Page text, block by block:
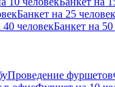
Банкет на 25 человек
40 человекБанкет на
Проведение фуршетов